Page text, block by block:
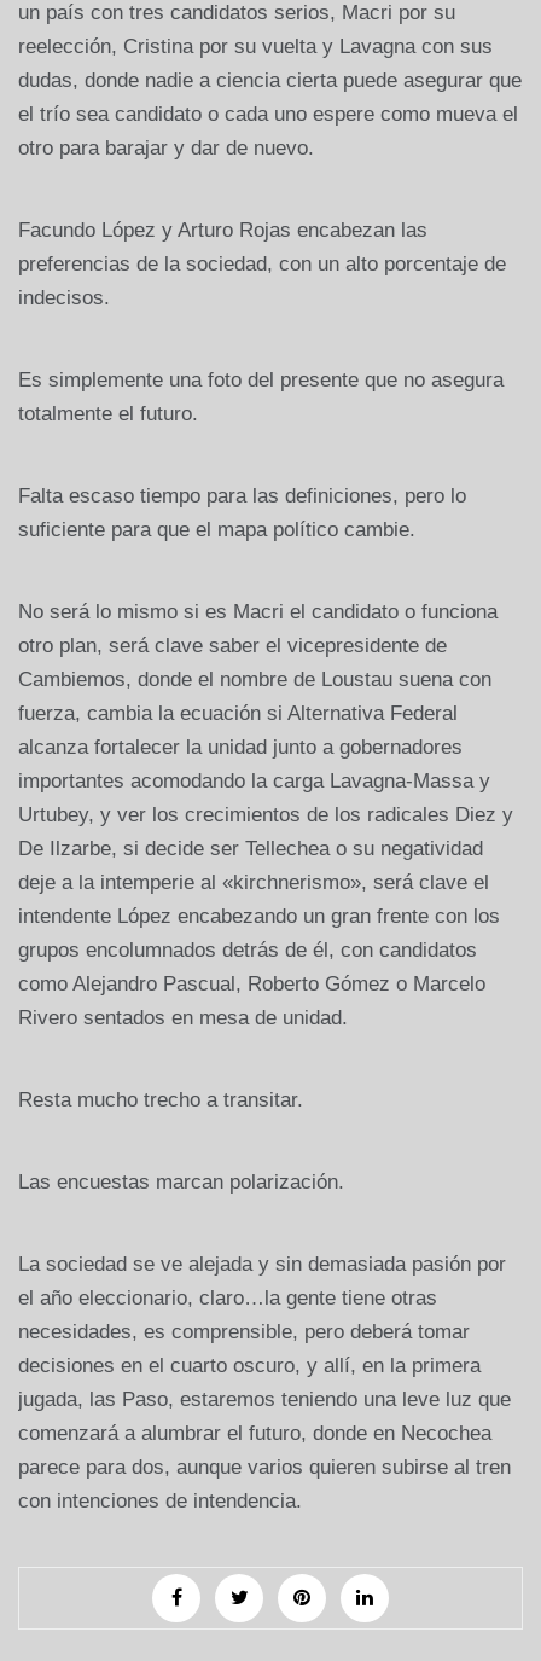
un país con tres candidatos serios, Macri por su
reelección, Cristina por su vuelta y Lavagna con sus
dudas, donde nadie a ciencia cierta puede asegurar que
el trío sea candidato o cada uno espere como mueva el
otro para barajar y dar de nuevo.
Facundo López y Arturo Rojas encabezan las
preferencias de la sociedad, con un alto porcentaje de
indecisos.
Es simplemente una foto del presente que no asegura
totalmente el futuro.
Falta escaso tiempo para las definiciones, pero lo
suficiente para que el mapa político cambie.
No será lo mismo si es Macri el candidato o funciona
otro plan, será clave saber el vicepresidente de
Cambiemos, donde el nombre de Loustau suena con
fuerza, cambia la ecuación si Alternativa Federal
alcanza fortalecer la unidad junto a gobernadores
importantes acomodando la carga Lavagna-Massa y
Urtubey, y ver los crecimientos de los radicales Diez y
De Ilzarbe, si decide ser Tellechea o su negatividad
deje a la intemperie al «kirchnerismo», será clave el
intendente López encabezando un gran frente con los
grupos encolumnados detrás de él, con candidatos
como Alejandro Pascual, Roberto Gómez o Marcelo
Rivero sentados en mesa de unidad.
Resta mucho trecho a transitar.
Las encuestas marcan polarización.
La sociedad se ve alejada y sin demasiada pasión por
el año eleccionario, claro…la gente tiene otras
necesidades, es comprensible, pero deberá tomar
decisiones en el cuarto oscuro, y allí, en la primera
jugada, las Paso, estaremos teniendo una leve luz que
comenzará a alumbrar el futuro, donde en Necochea
parece para dos, aunque varios quieren subirse al tren
con intenciones de intendencia.